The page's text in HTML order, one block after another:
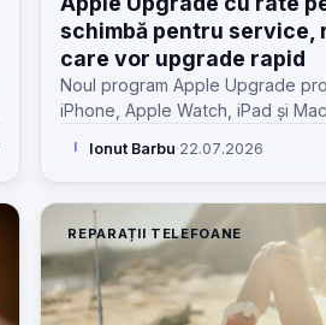
schimbă pentru service,
care vor upgrade rapid
Noul program Apple Upgrade
iPhone, Apple Watch, iPad și
și cost total.
I Ionut Barbu·22.07.2026
REPARAȚII TELEFOANE